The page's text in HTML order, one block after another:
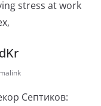
stress at work
Септиков: